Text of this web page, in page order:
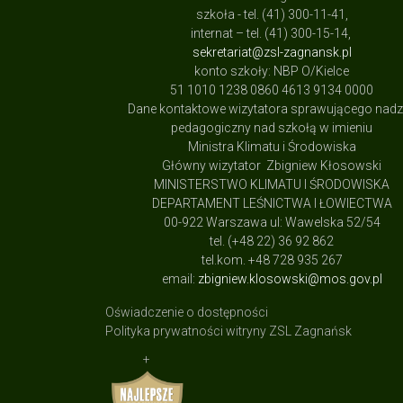
szkoła - tel. (41) 300-11-41,
internat – tel. (41) 300-15-14,
sekretariat@zsl-zagnansk.pl
konto szkoły: NBP O/Kielce
51 1010 1238 0860 4613 9134 0000
Dane kontaktowe wizytatora sprawującego
pedagogiczny nad szkołą w imieniu
Ministra Klimatu i Środowiska
Główny wizytator Zbigniew Kłosowski
MINISTERSTWO KLIMATU I ŚRODOWISKA
DEPARTAMENT LEŚNICTWA I ŁOWIECTWA
00-922 Warszawa ul: Wawelska 52/54
tel. (+48 22) 36 92 862
tel.kom. +48 728 935 267
email: zbigniew.klosowski@mos.gov.pl
Oświadczenie o dostępności
Polityka prywatności witryny ZSL Zagnańsk
+